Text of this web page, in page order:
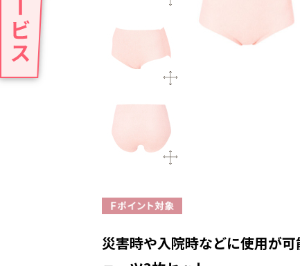
災害時や入院時などに使用が